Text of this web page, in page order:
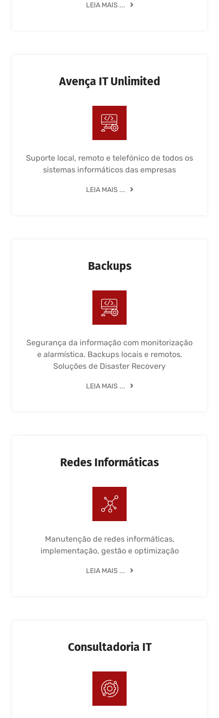
LEIA MAIS ...
Avença IT Unlimited
Suporte local, remoto e telefónico de todos os
sistemas informáticos das empresas
LEIA MAIS ...
Backups
Segurança da informação com monitorização
e alarmística. Backups locais e remotos.
Soluções de Disaster Recovery
LEIA MAIS ...
Redes Informáticas
Manutenção de redes informáticas,
implementação, gestão e optimização
LEIA MAIS ...
Consultadoria IT